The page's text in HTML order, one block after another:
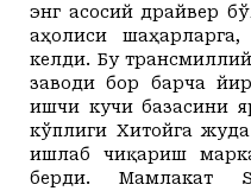
энг асосий драйвер
аҳолиси
келди. Бу
заводи бор барча
ишчи кучи базасини
кўплиги Хитойга
ишлаб чиқариш
берди. Мамлакат